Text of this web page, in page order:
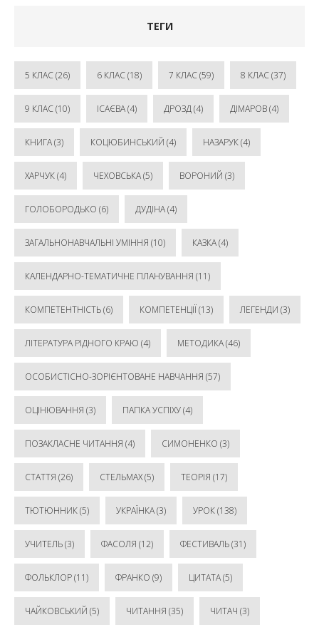
ТЕГИ
5 КЛАС(26) 6 КЛАС(18) 7 КЛАС(59) 8 КЛАС(37)
9 КЛАС(10) ІСАЄВА(4) ДРОЗД(4) ДІМАРОВ(4)
КНИГА(3) КОЦЮБИНСЬКИЙ (4) НАЗАРУК(4)
ХАРЧУК(4) ЧЕХОВСЬКА(5) ВОРОНИЙ (3)
ГОЛОБОРОДЬКО (6) ДУДІНА(4)
ЗАГАЛЬНОНАВЧАЛЬНІ УМІННЯ (10) КАЗКА(4)
КАЛЕНДАРНО-ТЕМАТИЧНЕ ПЛАНУВАННЯ (11)
КОМПЕТЕНТНІСТЬ(6) КОМПЕТЕНЦІЇ (13) ЛЕГЕНДИ (3)
ЛІТЕРАТУРА РІДНОГО КРАЮ (4) МЕТОДИКА(46)
ОСОБИСТІСНО-ЗОРІЄНТОВАНЕ НАВЧАННЯ (57)
ОЦІНЮВАННЯ (3) ПАПКА УСПІХУ(4)
ПОЗАКЛАСНЕ ЧИТАННЯ (4) СИМОНЕНКО (3)
СТАТТЯ (26) СТЕЛЬМАХ(5) ТЕОРІЯ (17)
ТЮТЮННИК(5) УКРАЇНКА(3) УРОК(138)
УЧИТЕЛЬ(3) ФАСОЛЯ (12) ФЕСТИВАЛЬ(31)
ФОЛЬКЛОР(11) ФРАНКО (9) ЦИТАТА(5)
ЧАЙКОВСЬКИЙ (5) ЧИТАННЯ (35) ЧИТАЧ (3)